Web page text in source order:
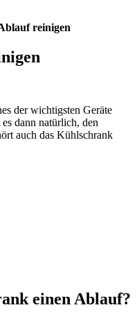
reinigen
der wichtigsten Geräte
dann natürlich, den
auch das Kühlschrank
einen Ablauf?